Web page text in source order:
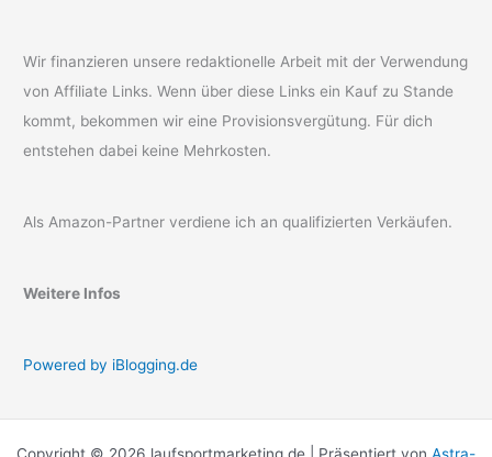
Wir finanzieren unsere redaktionelle Arbeit mit der Verwendung
von Affiliate Links. Wenn über diese Links ein Kauf zu Stande
kommt, bekommen wir eine Provisionsvergütung. Für dich
entstehen dabei keine Mehrkosten.
Als Amazon-Partner verdiene ich an qualifizierten Verkäufen.
Weitere Infos
Powered by iBlogging.de
Copyright © 2026 laufsportmarketing.de | Präsentiert von Astra-